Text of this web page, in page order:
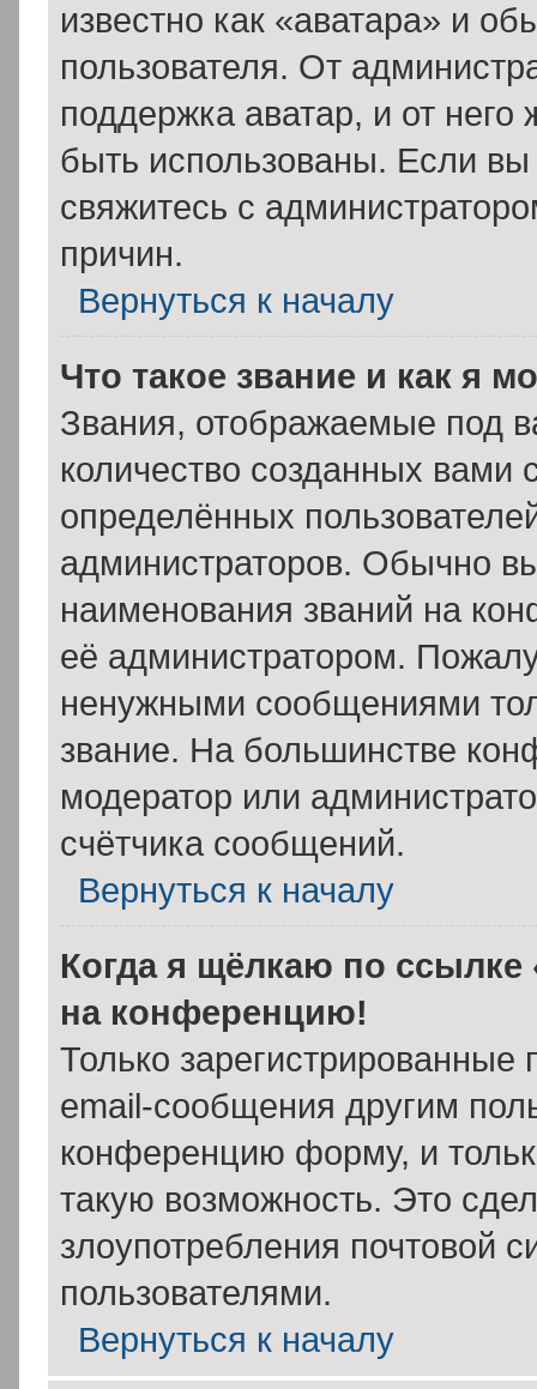
известно как «аватара» и
пользователя. От
поддержка аватар, и от него
быть использованы. Если
свяжитесь с
причин.
Вернуться к началу
Что такое звание и как я
Звания, отображаемые под
количество созданных
определённых
администраторов. Обычно
наименования званий на
её администратором.
ненужными сообщениями
звание. На большинстве
модератор или
счётчика сообщений.
Вернуться к началу
Когда я щёлкаю по ссылке
на конференцию!
Только зарегистрированные
email-сообщения другим
конференцию форму, и
такую возможность. Это
злоупотребления почтовой
пользователями.
Вернуться к началу